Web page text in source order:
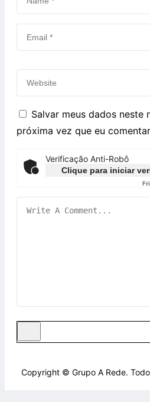
Salvar meus dados neste
próxima vez que eu
Verificação Anti-Robô
Clique para iniciar
Copyright © Grupo A Rede.